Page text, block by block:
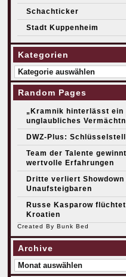
Schachticker
Stadt Kuppenheim
Kategorien
Kategorien
Random Pages
„Kramnik hinterlässt ein
unglaubliches
DWZ-Plus:
Team der Talente gewinnt
wertvolle Erfahrungen
Dritte verliert Showdown
Unaufsteigbaren
Russe Kasparow
Kroatien
Created By Bunk Bed
Archive
Archive